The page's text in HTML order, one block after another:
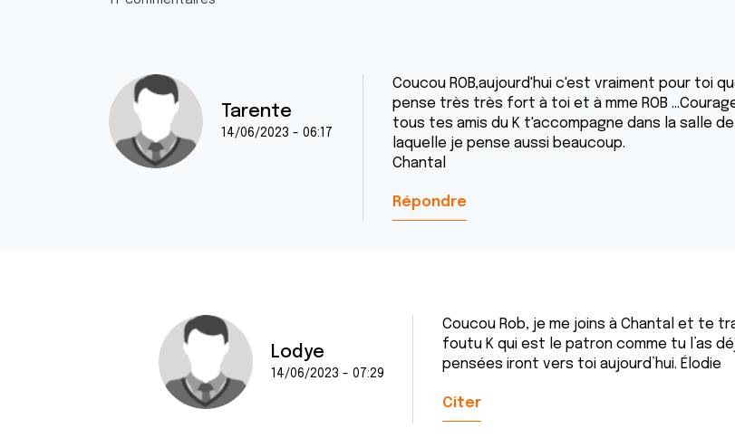
Tarente
14/06/2023 - 06:17
Coucou ROB,aujourd'hui c'est vraiment pour toi
pense très très fort à toi et à mme ROB
tous tes amis du K t'accompagne dans la salle
laquelle je pense aussi beaucoup.
Chantal
Répondre
Lodye
14/06/2023 - 07:29
Coucou Rob, je me joins à Chantal et te
foutu K qui est le patron comme tu l’as
pensées iront vers toi aujourd’hui. Élodie
Citer